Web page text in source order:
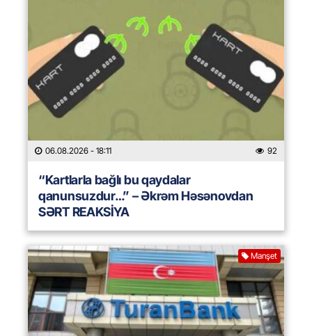
06.08.2026 - 18:11 92
“Kartlarla bağlı bu qaydalar
qanunsuzdur…” – Əkrəm Həsənovdan
SƏRT REAKSİYA
Manşet